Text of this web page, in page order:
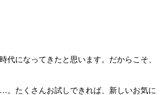
になってきたと思います。だからこそ、
。たくさんお試しできれば、新しいお気に